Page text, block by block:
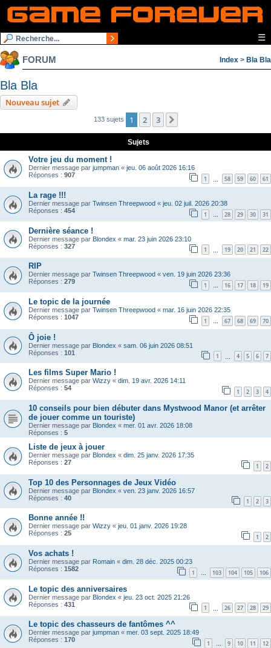
☰
FORUM Index > Bla Bla
Bla Bla
Nouveau sujet
133 sujets 1 2 3
Sujets
Votre jeu du moment !
Dernier message par jumpman « jeu. 06 août 2026 16:16
Réponses : 907 1 58 59 60 61
La rage !!!
Dernier message par Twinsen Threepwood « jeu. 02 juil. 2026 20:38
Réponses : 454 1 … 28 29 30 31
Dernière séance !
Dernier message par Blondex « mar. 23 juin 2026 23:10
Réponses : 327 1 19 20 21 22
RIP
Dernier message par Twinsen Threepwood « ven. 19 juin 2026 23:36
Réponses : 279 1 … 16 17 18 19
Le topic de la journée
Dernier message par Twinsen Threepwood « mar. 16 juin 2026 22:35
Réponses : 1047 1 … 67 68 69 70
Ô joie !
Dernier message par Blondex « sam. 06 juin 2026 08:51
Réponses : 101 1 4 5 6 7
Les films Super Mario !
Dernier message par Wizzy « dim. 19 avr. 2026 14:11
Réponses : 54 1 2 3 4
10 conseils pour bien débuter dans Mystwood Manor (et arrêter
de jouer comme un touriste)
Dernier message par Blondex « mer. 01 avr. 2026 18:08
Réponses : 5
Liste de jeux à jouer
Dernier message par Blondex « dim. 25 janv. 2026 17:35
Réponses : 27 1 2
Top 10 des Personnages de Jeux Vidéo
Dernier message par Blondex « ven. 23 janv. 2026 16:57
Réponses : 40 1 2 3
Bonne année !!
Dernier message par Wizzy « jeu. 01 janv. 2026 19:28
Réponses : 25 1 2
Vos achats !
Dernier message par Romain « dim. 28 déc. 2025 00:23
Réponses : 1582 1 103 104 105 106
Le topic des anniversaires
Dernier message par Blondex « jeu. 23 oct. 2025 21:26
Réponses : 431 1 26 27 28 29
Le topic des chasseurs de fantômes ^^
Dernier message par jumpman « mer. 03 sept. 2025 18:49
Réponses : 170 1 … 9 10 11 12